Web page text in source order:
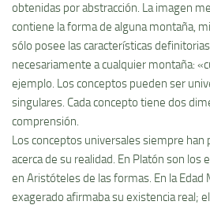
obtenidas por abstracción. La imagen
contiene la forma de alguna montaña,
sólo posee las caracterí­sticas
necesariamente a cualquier montaña:
ejemplo. Los conceptos pueden ser
singulares. Cada concepto tiene dos
comprensión.
Los conceptos universales siempre
acerca de su realidad. En Platón son los
en Aristóteles de las formas. En la Edad
exagerado afirmaba su existencia real;